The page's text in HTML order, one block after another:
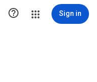
 Sign in